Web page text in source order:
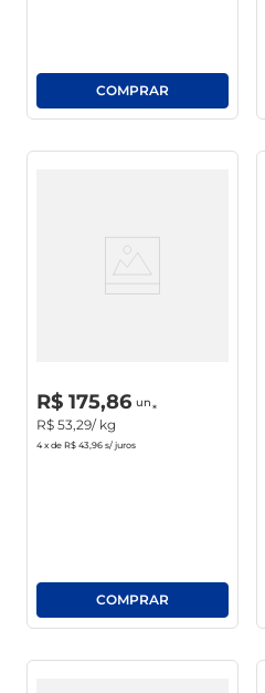
R$ 175,86 un
R$ 53,29/ kg
4 x de R$ 43,96 s/ juros